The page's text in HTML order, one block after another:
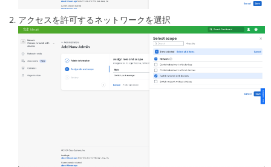
アクセスを許可するネットワークを選択